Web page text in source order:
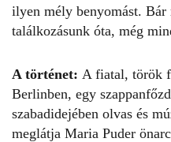
ilyen mély benyomást. Bár
találkozásunk óta, még
A történet: A fiatal, török
Berlinben, egy
szabadidejében olvas és
meglátja Maria Puder